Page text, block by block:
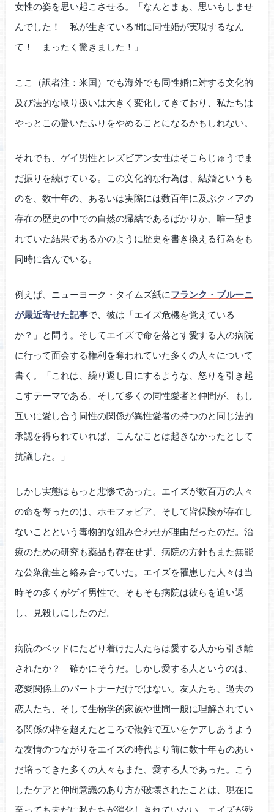
女性の姿を思い起こさせる。「なんとまぁ、思いもしませ
んでした！ 私が生きている間に同性婚が実現するなん
て！ まったく驚きました！」
ここ（訳者注：米国）でも海外でも同性婚に対する文化的
及び法的な取り扱いは大きく変化してきており、私たちは
やっとこの驚いたふりをやめることになるかもしれない。
それでも、ゲイ男性とレズビアン女性はそこらじゅうでま
だ振りを続けている。この文化的な行為は、結婚というも
のを、数十年の、あるいは実際には数百年に及ぶクィアの
存在の歴史の中での自然の帰結であるばかりか、唯一望ま
れていた結果であるかのように歴史を書き換える行為をも
同時に含んでいる。
例えば、ニューヨーク・タイムズ紙にフランク・ブルーニ
が最近寄せた記事で、彼は「エイズ危機を覚えている
か？」と問う。そしてエイズで命を落とす愛する人の病院
に行って面会する権利を奪われていた多くの人々について
書く。「これは、繰り返し目にするような、怒りを引き起
こすテーマである。そして多くの同性愛者と仲間が、もし
互いに愛し合う同性の関係が異性愛者の持つのと同じ法的
承認を得られていれば、こんなことは起きなかったとして
抗議した。」
しかし実態はもっと悲惨であった。エイズが数百万の人々
の命を奪ったのは、ホモフォビア、そして皆保険が存在し
ないことという毒物的な組み合わせが理由だったのだ。治
療のための研究も薬品も存在せず、病院の方針もまた無能
な公衆衛生と絡み合っていた。エイズを罹患した人々は当
時その多くがゲイ男性で、そもそも病院は彼らを追い返
し、見殺しにしたのだ。
病院のベッドにたどり着けた人たちは愛する人から引き離
されたか？ 確かにそうだ。しかし愛する人というのは、
恋愛関係上のパートナーだけではない。友人たち、過去の
恋人たち、そして生物学的家族や世間一般に理解されてい
る関係の枠を超えたところで複雑で互いをケアしあうよう
な友情のつながりをエイズの時代より前に数十年ものあい
だ培ってきた多くの人々もまた、愛する人であった。こう
したケアと仲間意識のあり方が破壊されたことは、現在に
至っても未だに私たちが消化しきれていない、エイズが残